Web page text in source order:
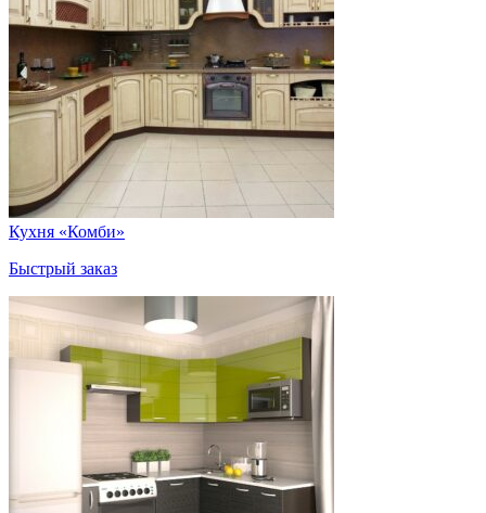
Кухня «Комби»
Быстрый заказ